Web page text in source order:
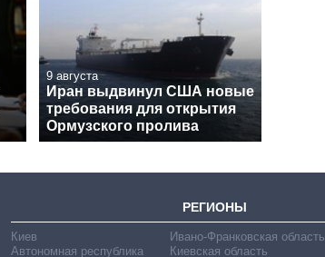
9 августа
Иран выдвинул США новые
требования для открытия
Ормузского пролива
РЕГИОНЫ
Киев
Автономная республика
Ивано-Франковская область
Киевская область